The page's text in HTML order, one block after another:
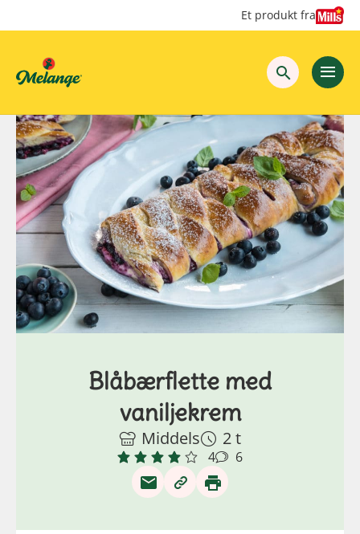
Et produkt fra
Blåbærflette med
vaniljekrem
Middels 2 t
4 6